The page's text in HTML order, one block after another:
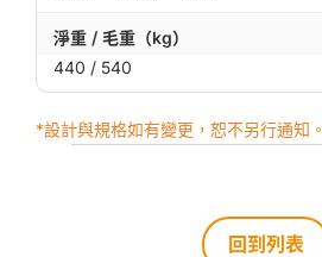
淨重 / 毛重（kg）
440 / 540
*設計與規格如有變更，恕不另行通知。
回到列表